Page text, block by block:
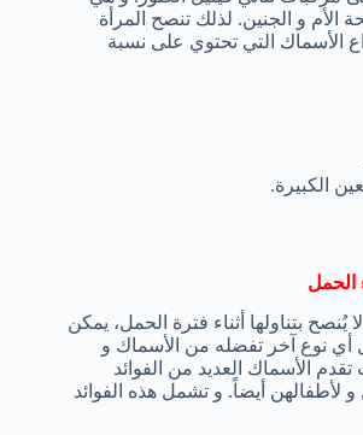
الأم و الجنين. لذلك تنصح المرأة
الأسماك التي تحتوي على نسبة
الكبيرة.
الحمل
يُنصح بتناولها أثناء فترة الحمل، يمكن
أي نوع آخر تفضله من الأسماك و
الأسماك العديد من الفوائد
و لأطفالهن أيضاً. و تشمل هذه الفوائد